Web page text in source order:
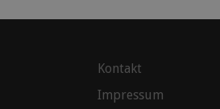
Kontakt
Impressum